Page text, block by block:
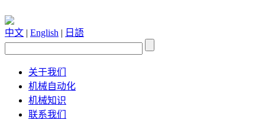
中文 | English | 日語
关于我们
机械自动化
机械知识
联系我们